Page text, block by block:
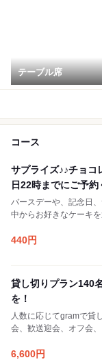
テーブル席
コース
サプライズ♪♪チョ
日22時までにご予約
バースデーや、記念日、サプ
中からお好きなケーキ
します。
440円
貸し切りプラン140
を！
人数に応じてgramで貸
会、歓送迎会、オフ会
さい♪
6,600円